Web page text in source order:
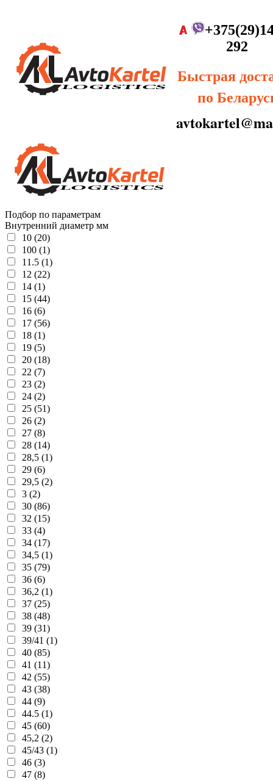
292
Быстрая
по
Подбор по параметрам
Внутренний диаметр мм
10 (20)
100 (1)
11.5 (1)
12 (22)
14 (1)
15 (44)
16 (6)
17 (56)
18 (1)
19 (5)
20 (18)
22 (7)
23 (2)
24 (2)
25 (51)
26 (2)
27 (8)
28 (14)
28,5 (1)
29 (6)
29,5 (2)
3 (2)
30 (86)
32 (15)
33 (4)
34 (17)
34,5 (1)
35 (79)
36 (6)
36,2 (1)
37 (25)
38 (48)
39 (31)
39/41 (1)
40 (85)
41 (11)
42 (55)
43 (38)
44 (9)
44.5 (1)
45 (60)
45,2 (2)
45/43 (1)
46 (3)
47 (8)